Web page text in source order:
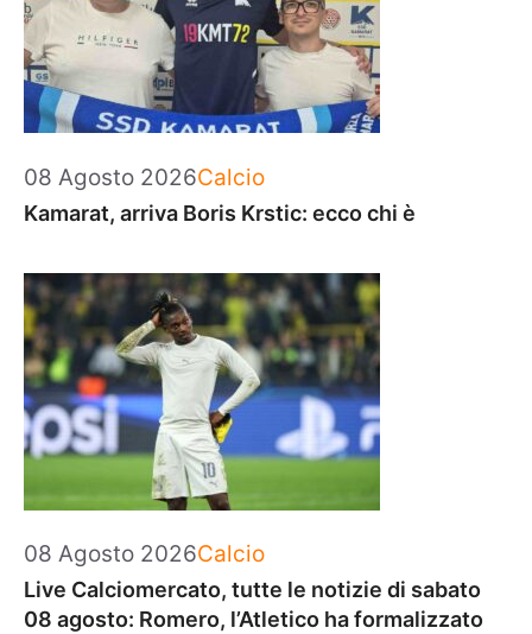
08 Agosto 2026Categorie
Calcio
Kamarat, arriva Boris Krstic: ecco chi è
08 Agosto 2026Categorie
Calcio
Live Calciomercato, tutte le notizie di sabato
08 agosto: Romero, l’Atletico ha formalizzato